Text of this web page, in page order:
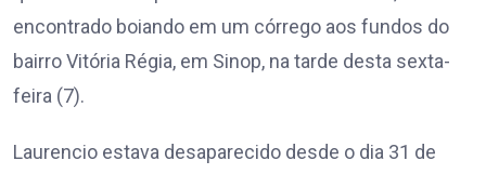
encontrado boiando em um córrego aos fundos do
bairro Vitória Régia, em Sinop, na tarde desta sexta-
feira (7).
Laurencio estava desaparecido desde o dia 31 de